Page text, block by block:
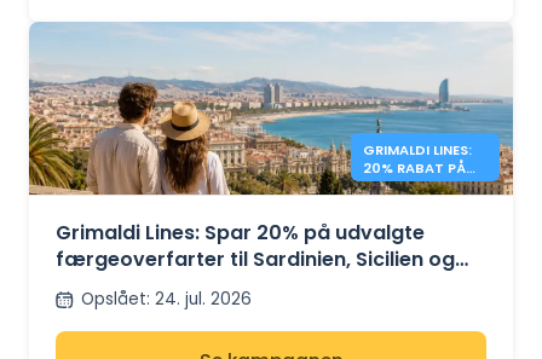
GRIMALDI LINES:
20% RABAT PÅ
MIDDELHAVSFÆR
Grimaldi Lines: Spar 20% på udvalgte
færgeoverfarter til Sardinien, Sicilien og
Spanien
Opslået: 24. jul. 2026